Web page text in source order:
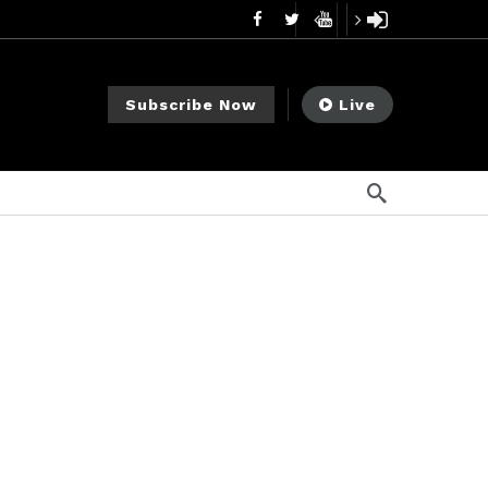
1 semana ago
Subscribe Now Live